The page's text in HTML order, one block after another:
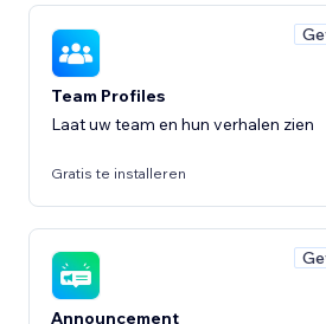
Team Profiles
Laat uw team en hun verhalen zien
Gratis te installeren
Announcement